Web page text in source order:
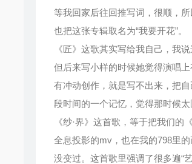
等我回家后往回推写词，很顺，
也把这张专辑取名为“我要开花”。
《匠》这歌其实写给我自己，我
但后来写小样的时候她觉得演唱
有冲动创作，就是写不出来，把
段时间的一个记忆，觉得那时候太
《纱·界》这首歌，等于把我们
全息投影的mv，也在我的798里
没变过。这首歌里强调了很多遍“